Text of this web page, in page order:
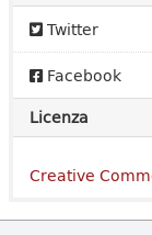
Twitter
Facebook
Licenza
Creative